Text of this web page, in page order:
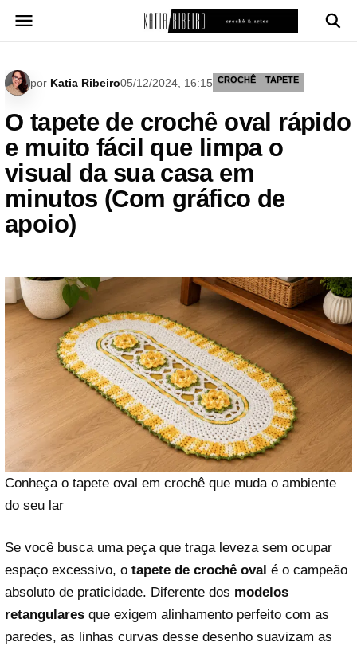
para
por Katia Ribeiro05/12/2024, 16:15 CROCHÊ TAPETE
O tapete de crochê oval rápido
e muito fácil que limpa o
visual da sua casa em
minutos (Com gráfico de
apoio)
Conheça o tapete oval em crochê que muda o ambiente
do seu lar
Se você busca uma peça que traga leveza sem ocupar
espaço excessivo, o tapete de crochê oval é o campeão
absoluto de praticidade. Diferente dos modelos
retangulares que exigem alinhamento perfeito com as
paredes, as linhas curvas desse desenho suavizam as